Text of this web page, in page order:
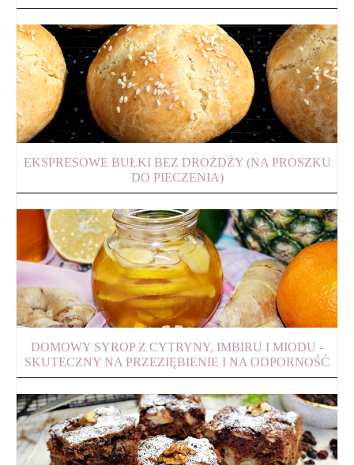
EKSPRESOWE BUŁKI BEZ DROŻDŻY (NA PROSZKU
DO PIECZENIA)
DOMOWY SYROP Z CYTRYNY, IMBIRU I MIODU -
SKUTECZNY NA PRZEZIĘBIENIE I NA ODPORNOŚĆ